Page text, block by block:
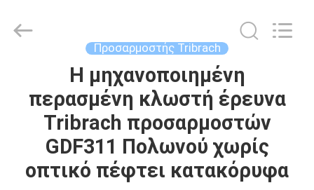
ΠΡΟΪΌΝΤΑ
ΠΕΡΊΠΟΥ
Instrument
Co.,Ltd.
Προσαρμοστής Tribrach
Η μηχανοποιημένη
περασμένη κλωστή έρευνα
Tribrach προσαρμοστών
GDF311 Πολωνού χωρίς
οπτικό πέφτει κατακόρυφα